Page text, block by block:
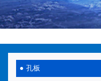
孔板